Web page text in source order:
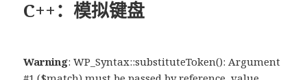
C++：模拟键盘
Warning: WP_Syntax::substituteToken(): Argument